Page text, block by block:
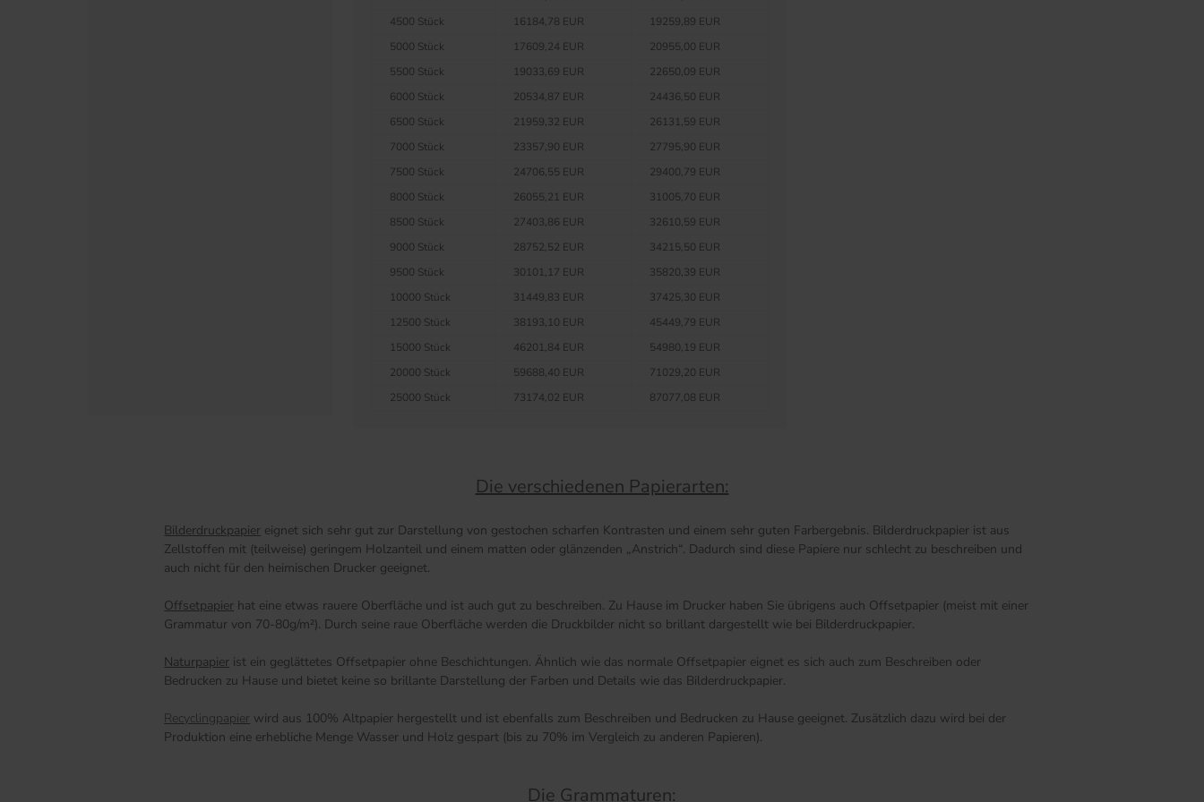
4500 Stück
16184,78 EUR
19259,89 EUR
5000 Stück
17609,24 EUR
20955,00 EUR
5500 Stück
19033,69 EUR
22650,09 EUR
6000 Stück
20534,87 EUR
24436,50 EUR
6500 Stück
21959,32 EUR
26131,59 EUR
7000 Stück
23357,90 EUR
27795,90 EUR
7500 Stück
24706,55 EUR
29400,79 EUR
8000 Stück
26055,21 EUR
31005,70 EUR
8500 Stück
27403,86 EUR
32610,59 EUR
9000 Stück
28752,52 EUR
34215,50 EUR
9500 Stück
30101,17 EUR
35820,39 EUR
10000 Stück
31449,83 EUR
37425,30 EUR
12500 Stück
38193,10 EUR
45449,79 EUR
15000 Stück
46201,84 EUR
54980,19 EUR
20000 Stück
59688,40 EUR
71029,20 EUR
25000 Stück
73174,02 EUR 87077,08 EUR
Die verschiedenen Papierarten:
Bilderdruckpapier eignet sich sehr gut zur Darstellung von gestochen scharfen Kontrasten und einem sehr guten Farbergebnis. Bilderdruckpapier ist aus
Zellstoffen mit (teilweise) geringem Holzanteil und einem matten oder glänzenden „Anstrich“. Dadurch sind diese Papiere nur schlecht zu beschreiben und
auch nicht für den heimischen Drucker geeignet.
Offsetpapier hat eine etwas rauere Oberfläche und ist auch gut zu beschreiben. Zu Hause im Drucker haben Sie übrigens auch Offsetpapier (meist mit einer
Grammatur von 70-80g/m²). Durch seine raue Oberfläche werden die Druckbilder nicht so brillant dargestellt wie bei Bilderdruckpapier.
Naturpapier ist ein geglättetes Offsetpapier ohne Beschichtungen. Ähnlich wie das normale Offsetpapier eignet es sich auch zum Beschreiben oder
Bedrucken zu Hause und bietet keine so brillante Darstellung der Farben und Details wie das Bilderdruckpapier.
Recyclingpapier wird aus 100% Altpapier hergestellt und ist ebenfalls zum Beschreiben und Bedrucken zu Hause geeignet. Zusätzlich dazu wird bei der
Produktion eine erhebliche Menge Wasser und Holz gespart (bis zu 70% im Vergleich zu anderen Papieren).
Die Grammaturen: